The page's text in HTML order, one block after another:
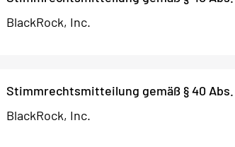
BlackRock, Inc.
Stimmrechtsmitteilung gemäß § 40 Abs.
BlackRock, Inc.